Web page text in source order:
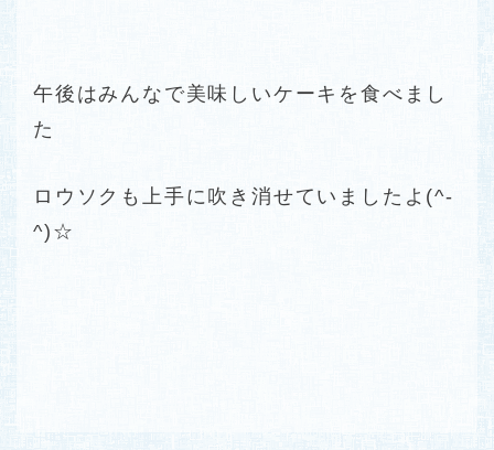
午後はみんなで美味しいケーキを食べまし
た
ロウソクも上手に吹き消せていましたよ(^-
^)☆